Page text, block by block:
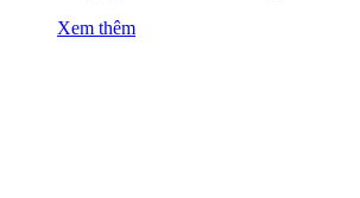
Xem thêm